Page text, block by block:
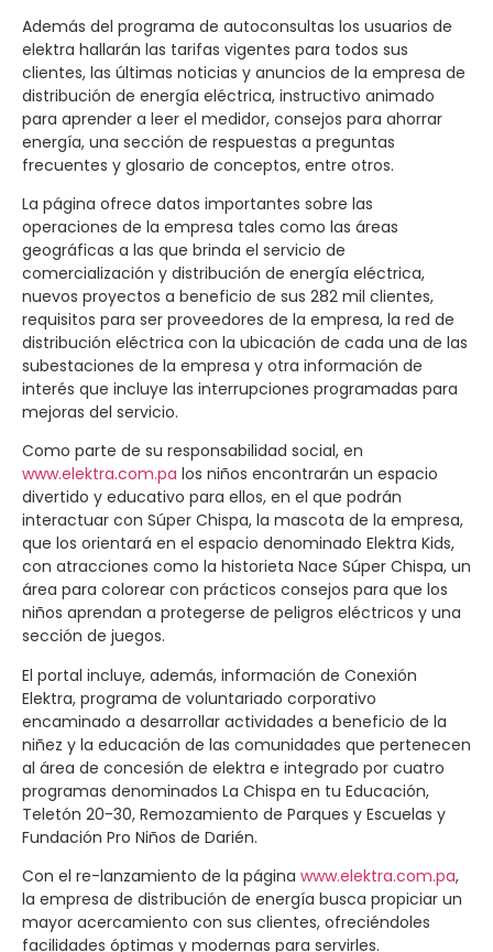
Además del programa de autoconsultas los usuarios de
elektra hallarán las tarifas vigentes para todos sus
clientes, las últimas noticias y anuncios de la empresa de
distribución de energía eléctrica, instructivo animado
para aprender a leer el medidor, consejos para ahorrar
energía, una sección de respuestas a preguntas
frecuentes y glosario de conceptos, entre otros.
La página ofrece datos importantes sobre las
operaciones de la empresa tales como las áreas
geográficas a las que brinda el servicio de
comercialización y distribución de energía eléctrica,
nuevos proyectos a beneficio de sus 282 mil clientes,
requisitos para ser proveedores de la empresa, la red de
distribución eléctrica con la ubicación de cada una de las
subestaciones de la empresa y otra información de
interés que incluye las interrupciones programadas para
mejoras del servicio.
Como parte de su responsabilidad social, en
www.elektra.com.pa los niños encontrarán un espacio
divertido y educativo para ellos, en el que podrán
interactuar con Súper Chispa, la mascota de la empresa,
que los orientará en el espacio denominado Elektra Kids,
con atracciones como la historieta Nace Súper Chispa, un
área para colorear con prácticos consejos para que los
niños aprendan a protegerse de peligros eléctricos y una
sección de juegos.
El portal incluye, además, información de Conexión
Elektra, programa de voluntariado corporativo
encaminado a desarrollar actividades a beneficio de la
niñez y la educación de las comunidades que pertenecen
al área de concesión de elektra e integrado por cuatro
programas denominados La Chispa en tu Educación,
Teletón 20-30, Remozamiento de Parques y Escuelas y
Fundación Pro Niños de Darién.
Con el re-lanzamiento de la página www.elektra.com.pa,
la empresa de distribución de energía busca propiciar un
mayor acercamiento con sus clientes, ofreciéndoles
facilidades óptimas y modernas para servirles.